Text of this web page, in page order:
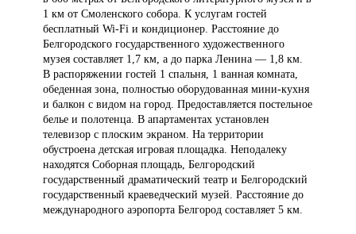
1 км от Смоленского собора. К услугам гостей
бесплатный Wi-Fi и кондиционер. Расстояние до
Белгородского государственного художественного
музея составляет 1,7 км, а до парка Ленина — 1,8 км.
В распоряжении гостей 1 спальня, 1 ванная комната,
обеденная зона, полностью оборудованная мини-кухня
и балкон с видом на город. Предоставляется постельное
белье и полотенца. В апартаментах установлен
телевизор с плоским экраном. На территории
обустроена детская игровая площадка. Неподалеку
находятся Соборная площадь, Белгородский
государственный драматический театр и Белгородский
государственный краеведческий музей. Расстояние до
международного аэропорта Белгород составляет 5 км.